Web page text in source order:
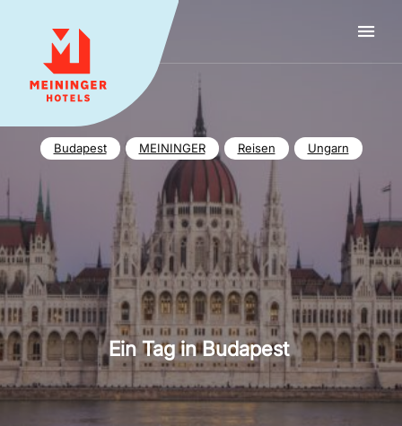
MEININGER HOTELS
Budapest MEININGER Reisen Ungarn
Ein Tag in Budapest